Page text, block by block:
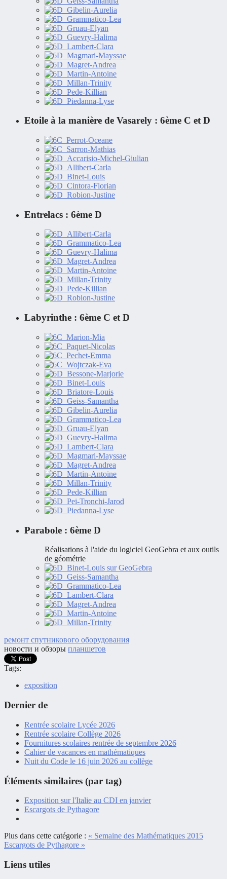
Etoile à la manière de Vasarely : 6ème C et D
Entrelacs : 6ème D
Labyrinthe : 6ème C et D
Parabole : 6ème D
Réalisations à l'aide du logiciel GeoGebra et aux outils
de géométrie
ремонт спутникового оборудования
новости и обзоры планшетов
Tags:
exposition
Dernier de
Rentrée scolaire Lycée 2026
Rentrée scolaire Collège 2026
Fournitures scolaires rentrée de septembre 2026
Cahier de vacances en mathématiques
Nuit du Code le 16 juin 2026 au collège
Éléments similaires (par tag)
Exposition sur l'Italie au CDI en janvier
Escargots de Pythagore
Plus dans cette catégorie : « Semaine des Mathématiques 2015
Escargots de Pythagore »
Liens utiles